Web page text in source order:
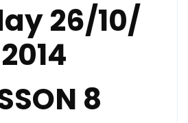
26/10/
2014
8